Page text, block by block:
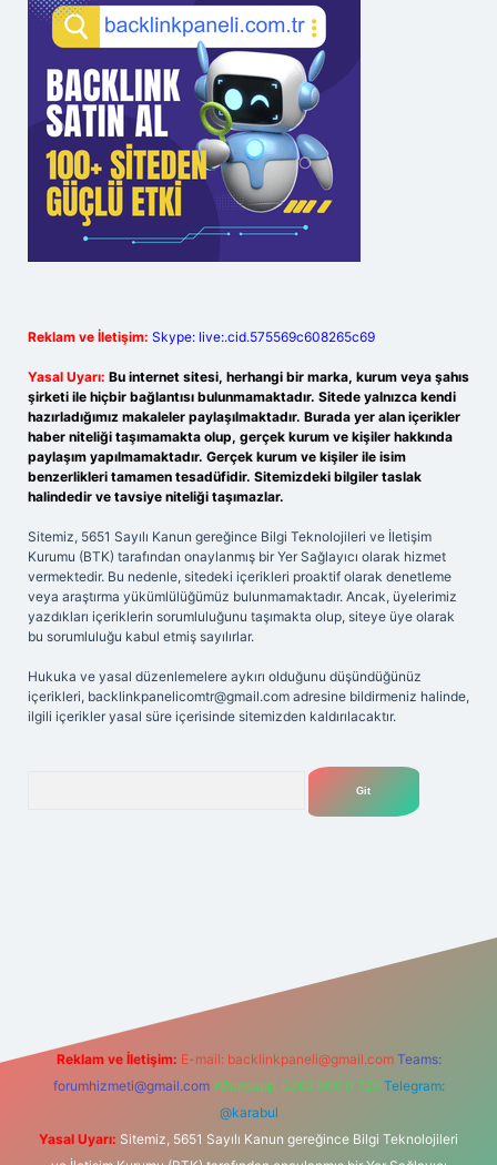
Reklam ve İletişim: Skype: live:.cid.575569c608265c69
Yasal Uyarı: Bu internet sitesi, herhangi bir marka, kurum veya şahıs
şirketi ile hiçbir bağlantısı bulunmamaktadır. Sitede yalnızca kendi
hazırladığımız makaleler paylaşılmaktadır. Burada yer alan içerikler
haber niteliği taşımamakta olup, gerçek kurum ve kişiler hakkında
paylaşım yapılmamaktadır. Gerçek kurum ve kişiler ile isim
benzerlikleri tamamen tesadüfidir. Sitemizdeki bilgiler taslak
halindedir ve tavsiye niteliği taşımazlar.
Sitemiz, 5651 Sayılı Kanun gereğince Bilgi Teknolojileri ve İletişim
Kurumu (BTK) tarafından onaylanmış bir Yer Sağlayıcı olarak hizmet
vermektedir. Bu nedenle, sitedeki içerikleri proaktif olarak denetleme
veya araştırma yükümlülüğümüz bulunmamaktadır. Ancak, üyelerimiz
yazdıkları içeriklerin sorumluluğunu taşımakta olup, siteye üye olarak
bu sorumluluğu kabul etmiş sayılırlar.
Hukuka ve yasal düzenlemelere aykırı olduğunu düşündüğünüz
içerikleri, backlinkpanelicomtr@gmail.com adresine bildirmeniz halinde,
ilgili içerikler yasal süre içerisinde sitemizden kaldırılacaktır.
Reklam ve İletişim: E-mail: backlinkpaneli@gmail.com Teams:
forumhizmeti@gmail.com Whatsapp: 0262 606 0 726 Telegram:
@karabul
Yasal Uyarı: Sitemiz, 5651 Sayılı Kanun gereğince Bilgi Teknolojileri